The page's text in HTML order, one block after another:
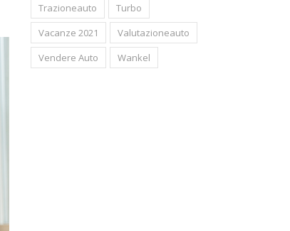
Trazioneauto
Turbo
Vacanze 2021
Valutazioneauto
Vendere Auto
Wankel